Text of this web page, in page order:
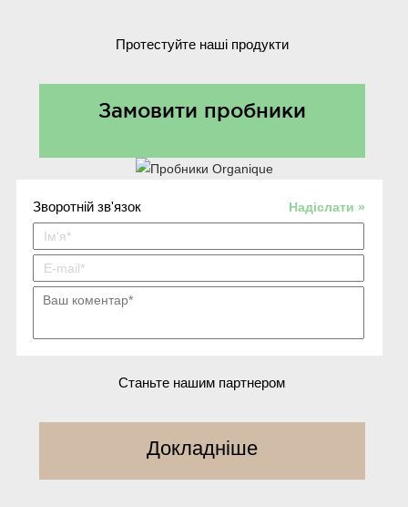
Протестуйте наші продукти
Замовити пробники
Зворотній зв'язок Надіслати »
Станьте нашим партнером
Докладніше